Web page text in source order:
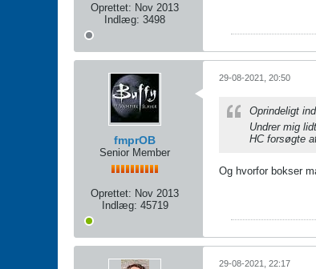
Oprettet: Nov 2013
Indlæg: 3498
fmprOB
Senior Member
Oprettet: Nov 2013
Indlæg: 45719
29-08-2021, 20:50
Oprindeligt
Undrer mig
HC forsøgte
Og hvorfor bokser
29-08-2021, 22:17